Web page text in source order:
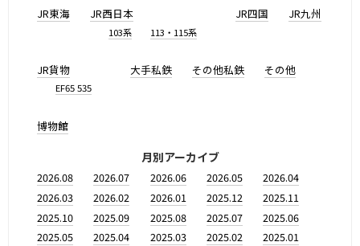
JR東海 JR西日本
103系 113・115系
JR四国 JR九州
JR貨物
EF65 535
大手私鉄 その他私鉄 その他
博物館
月別アーカイブ
2026.08 2026.07 2026.06 2026.05
2026.04
2026.03
2026.02 2026.01 2025.12
2025.11
2025.10
2025.09 2025.08 2025.07
2025.06
2025.05
2025.04 2025.03 2025.02
2025.01